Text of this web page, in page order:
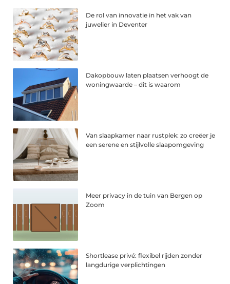
De rol van innovatie in het vak van
juwelier in Deventer
Dakopbouw laten plaatsen verhoogt de
woningwaarde – dit is waarom
Van slaapkamer naar rustplek: zo creëer je
een serene en stijlvolle slaapomgeving
Meer privacy in de tuin van Bergen op
Zoom
Shortlease privé: flexibel rijden zonder
langdurige verplichtingen